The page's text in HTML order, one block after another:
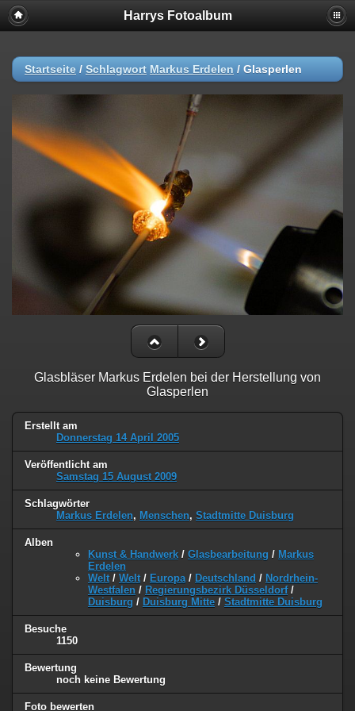
Harrys Fotoalbum
Startseite / Schlagwort Markus Erdelen / Glasperlen
Glasbläser Markus Erdelen bei der Herstellung von
Glasperlen
Erstellt am
Donnerstag 14 April 2005
Veröffentlicht am
Samstag 15 August 2009
Schlagwörter
Markus Erdelen, Menschen, Stadtmitte Duisburg
Alben
Kunst & Handwerk / Glasbearbeitung / Markus
Erdelen
Welt / Welt / Europa/ Deutschland / Nordrhein-
Westfalen / Regierungsbezirk Düsseldorf/
Duisburg / Duisburg Mitte / Stadtmitte Duisburg
Besuche
1150
Bewertung
noch keine Bewertung
Foto bewerten